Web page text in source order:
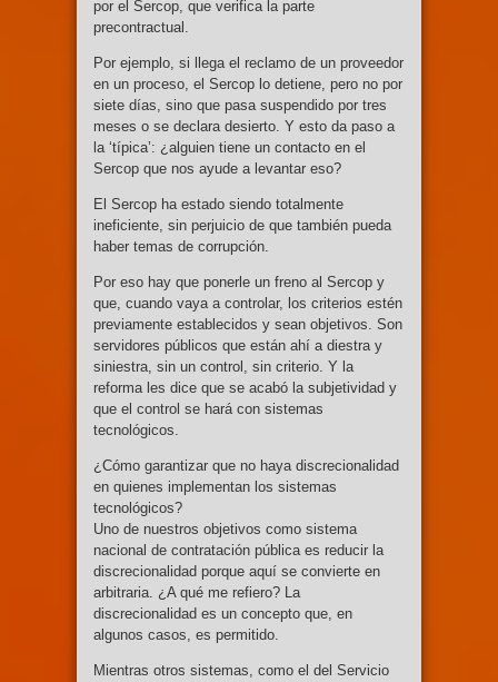
por el Sercop, que verifica la parte
precontractual.
Por ejemplo, si llega el reclamo de un proveedor
en un proceso, el Sercop lo detiene, pero no por
siete días, sino que pasa suspendido por tres
meses o se declara desierto. Y esto da paso a
la ‘típica’: ¿alguien tiene un contacto en el
Sercop que nos ayude a levantar eso?
El Sercop ha estado siendo totalmente
ineficiente, sin perjuicio de que también pueda
haber temas de corrupción.
Por eso hay que ponerle un freno al Sercop y
que, cuando vaya a controlar, los criterios estén
previamente establecidos y sean objetivos. Son
servidores públicos que están ahí a diestra y
siniestra, sin un control, sin criterio. Y la
reforma les dice que se acabó la subjetividad y
que el control se hará con sistemas
tecnológicos.
¿Cómo garantizar que no haya discrecionalidad
en quienes implementan los sistemas
tecnológicos?
Uno de nuestros objetivos como sistema
nacional de contratación pública es reducir la
discrecionalidad porque aquí se convierte en
arbitraria. ¿A qué me refiero? La
discrecionalidad es un concepto que, en
algunos casos, es permitido.
Mientras otros sistemas, como el del Servicio